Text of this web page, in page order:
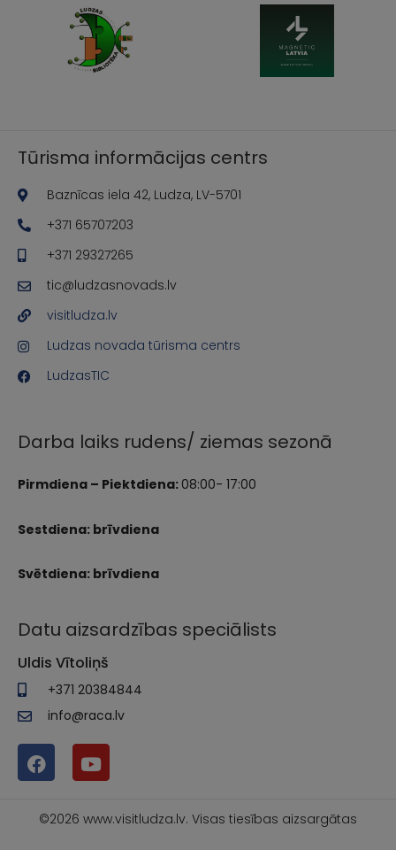
Tūrisma informācijas centrs
Baznīcas iela 42, Ludza, LV-5701
+371 65707203
+371 29327265
tic@ludzasnovads.lv
visitludza.lv
Ludzas novada tūrisma centrs
LudzasTIC
Darba laiks rudens/ ziemas sezonā
Pirmdiena – Piektdiena:08:00- 17:00
Sestdiena: brīvdiena
Svētdiena: brīvdiena
Datu aizsardzības speciālists
Uldis Vītoliņš
+371 20384844
info@raca.lv
©2026 www.visitludza.lv. Visas tiesības aizsargātas